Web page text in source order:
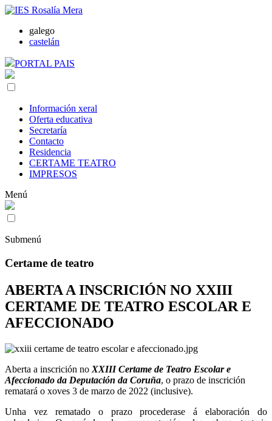
galego
castelán
PORTAL PAIS
Información xeral
Oferta educativa
Secretaría
Contacto
Residencia
CERTAME TEATRO
IMPRESOS
Menú
Submenú
Certame de teatro
ABERTA A INSCRICIÓN NO XXIII
CERTAME DE TEATRO ESCOLAR E
AFECCIONADO
Aberta a inscrición no XXIII Certame de Teatro Escolar e
Afeccionado da Deputación da Coruña, o prazo de inscrición
rematará o xoves 3 de marzo de 2022 (inclusive).
Unha vez rematado o prazo procederase á elaboración do